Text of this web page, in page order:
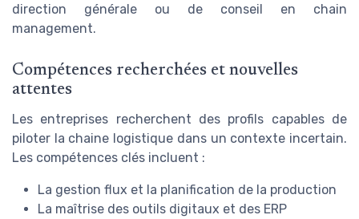
direction générale ou de conseil en chain
management.
Compétences recherchées et nouvelles
attentes
Les entreprises recherchent des profils capables de
piloter la chaine logistique dans un contexte incertain.
Les compétences clés incluent :
La gestion flux et la planification de la production
La maîtrise des outils digitaux et des ERP